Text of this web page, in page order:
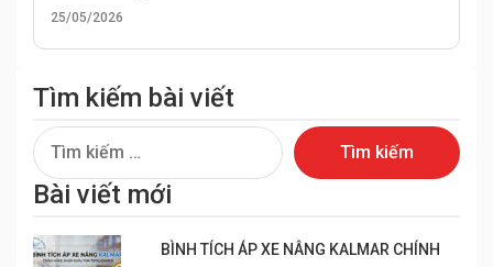
25/05/2026
Tìm kiếm bài viết
Tìm
kiếm
cho:
Bài viết mới
BÌNH TÍCH ÁP XE NÂNG KALMAR CHÍNH